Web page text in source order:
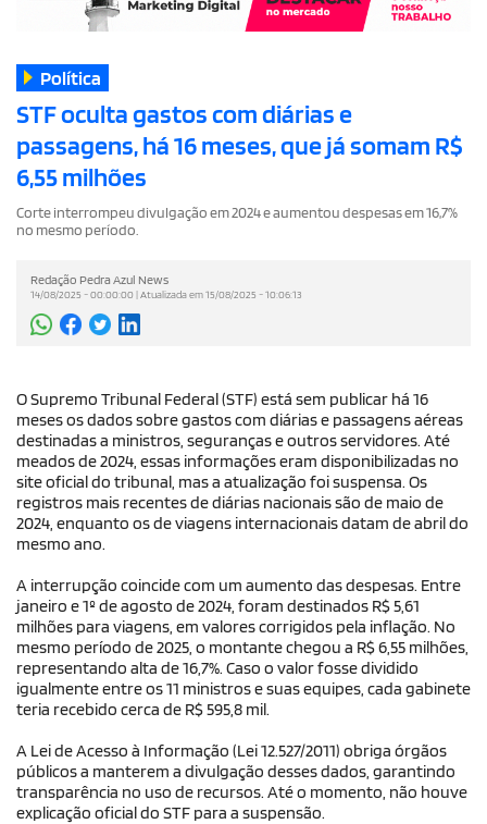
Política
STF oculta gastos com diárias e
passagens, há 16 meses, que já somam R$
6,55 milhões
Corte interrompeu divulgação em 2024 e aumentou despesas em 16,7%
no mesmo período.
Redação Pedra Azul News
14/08/2025 - 00:00:00 | Atualizada em 15/08/2025 - 10:06:13
O Supremo Tribunal Federal (STF) está sem publicar há 16
meses os dados sobre gastos com diárias e passagens aéreas
destinadas a ministros, seguranças e outros servidores. Até
meados de 2024, essas informações eram disponibilizadas no
site oficial do tribunal, mas a atualização foi suspensa. Os
registros mais recentes de diárias nacionais são de maio de
2024, enquanto os de viagens internacionais datam de abril do
mesmo ano.
A interrupção coincide com um aumento das despesas. Entre
janeiro e 1º de agosto de 2024, foram destinados R$ 5,61
milhões para viagens, em valores corrigidos pela inflação. No
mesmo período de 2025, o montante chegou a R$ 6,55 milhões,
representando alta de 16,7%. Caso o valor fosse dividido
igualmente entre os 11 ministros e suas equipes, cada gabinete
teria recebido cerca de R$ 595,8 mil.
A Lei de Acesso à Informação (Lei 12.527/2011) obriga órgãos
públicos a manterem a divulgação desses dados, garantindo
transparência no uso de recursos. Até o momento, não houve
explicação oficial do STF para a suspensão.